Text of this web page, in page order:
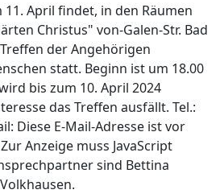
April findet, in den Räumen
Christus" von-Galen-Str. Bad
der Angehörigen
statt. Beginn ist um 18.00
bis zum 10. April 2024
das Treffen ausfällt. Tel.:
Diese E-Mail-Adresse ist vor
Anzeige muss JavaScript
sind Bettina